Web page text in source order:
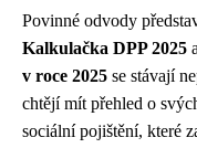
Povinné odvody
Kalkulačka DPP 2025 a
v roce 2025 se stávají
chtějí mít přehled o
sociální pojištění, které